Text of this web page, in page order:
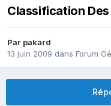
Classification
Par pakard
13 juin 2009 dans Forum